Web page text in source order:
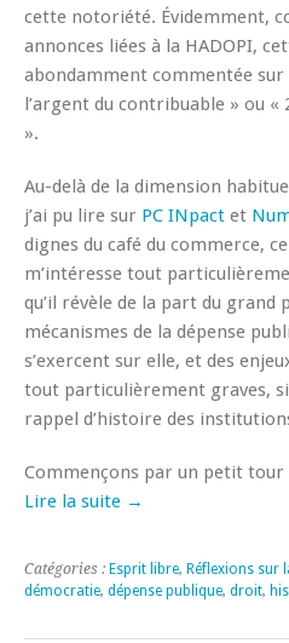
cette notoriété. Évidemment,
annonces liées à la HADOPI,
abondamment commentée sur
l’argent du contribuable » ou «
».
Au-delà de la dimension
j’ai pu lire sur PC INpact et
dignes du café du commerce,
m’intéresse tout
qu’il révèle de la part du grand
mécanismes de la dépense
s’exercent sur elle, et des
tout particulièrement graves,
rappel d’histoire des
Commençons par un petit tour
Lire la suite →
Catégories : Esprit libre, Réflexions sur
démocratie, dépense publique, droit,